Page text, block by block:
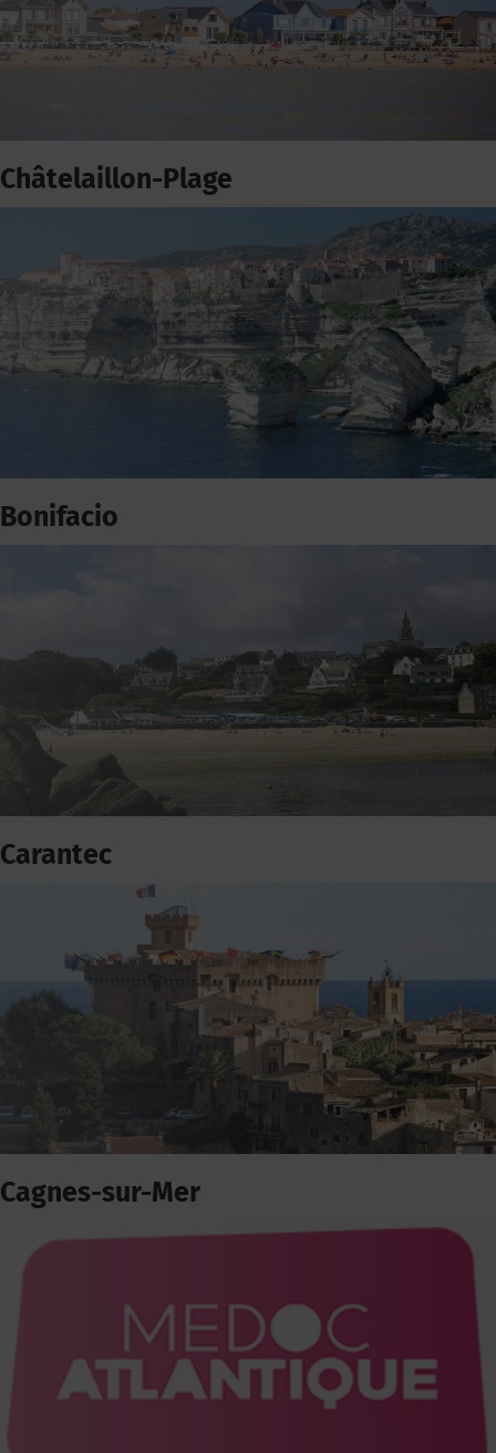
Châtelaillon-Plage
Bonifacio
Carantec
Cagnes-sur-Mer